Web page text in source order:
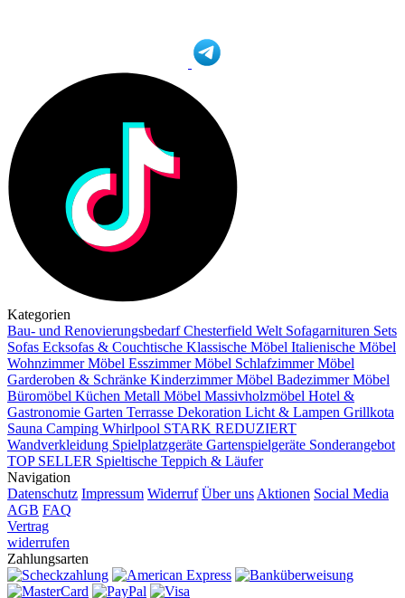
Kategorien
Bau- und RenovierungsbedarfChesterfield Welt Sofagarnituren Sets
Sofas Ecksofas & Couchtische Klassische Möbel Italienische Möbel
Wohnzimmer Möbel Esszimmer Möbel Schlafzimmer Möbel
Garderoben & Schränke Kinderzimmer Möbel Badezimmer Möbel
Büromöbel Küchen Metall Möbel Massivholzmöbel Hotel &
Gastronomie Garten Terrasse Dekoration Licht & Lampen Grillkota
Sauna Camping Whirlpool STARK REDUZIERT
Wandverkleidung Spielplatzgeräte Gartenspielgeräte Sonderangebot
TOP SELLER Spieltische Teppich & Läufer
Navigation
Datenschutz Impressum Widerruf Über uns Aktionen Social Media
AGB FAQ
Vertrag
widerrufen
Zahlungsarten